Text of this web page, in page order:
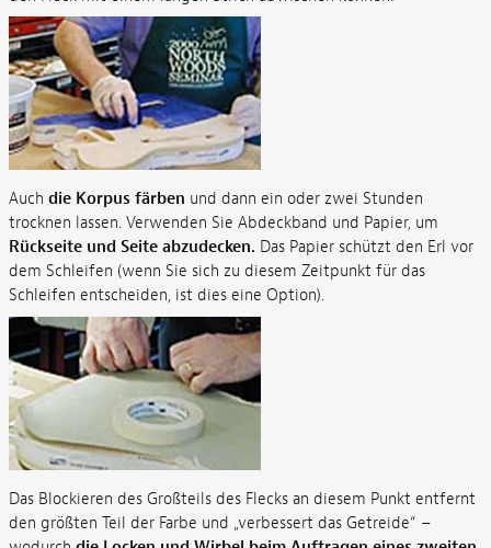
Auch die Korpus färben und dann ein oder zwei Stunden
trocknen lassen. Verwenden Sie Abdeckband und Papier, um
Rückseite und Seite abzudecken. Das Papier schützt den Erl vor
dem Schleifen (wenn Sie sich zu diesem Zeitpunkt für das
Schleifen entscheiden, ist dies eine Option).
Das Blockieren des Großteils des Flecks an diesem Punkt entfernt
den größten Teil der Farbe und „verbessert das Getreide“ –